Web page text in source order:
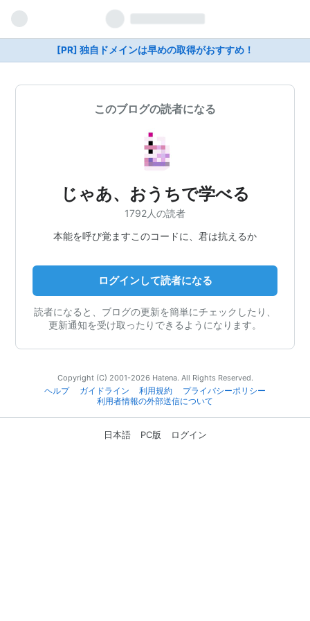
[PR] 独自ドメインは早めの取得がおすすめ！
このブログの読者になる
じゃあ、おうちで学べる
1792人の読者
本能を呼び覚ますこのコードに、君は抗えるか
ログインして読者になる
読者になると、ブログの更新を簡単にチェックしたり、
更新通知を受け取ったりできるようになります。
Copyright (C) 2001-2026 Hatena. All Rights Reserved.
ヘルプ
ガイドライン 利用規約
プライバシーポリシー
利用者情報の外部送信について
日本語 PC版 ログイン